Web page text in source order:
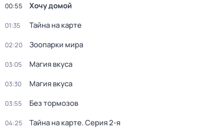
00:55 Хочу домой
01:35 Тайна на карте
02:20 Зоопарки мира
03:05 Магия вкуса
03:30 Магия вкуса
03:55 Без тормозов
04:25 Тайна на карте. Серия 2-я